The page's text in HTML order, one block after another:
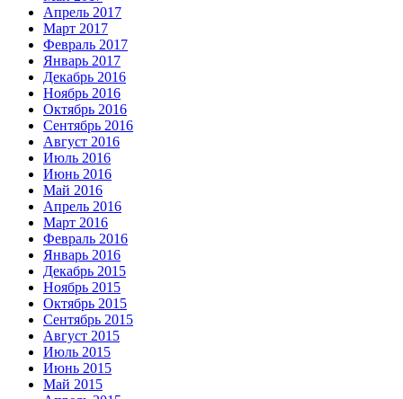
Апрель 2017
Март 2017
Февраль 2017
Январь 2017
Декабрь 2016
Ноябрь 2016
Октябрь 2016
Сентябрь 2016
Август 2016
Июль 2016
Июнь 2016
Май 2016
Апрель 2016
Март 2016
Февраль 2016
Январь 2016
Декабрь 2015
Ноябрь 2015
Октябрь 2015
Сентябрь 2015
Август 2015
Июль 2015
Июнь 2015
Май 2015